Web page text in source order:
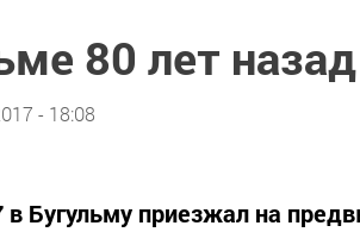
80 лет назад
- 18:08
в Бугульму приезжал на